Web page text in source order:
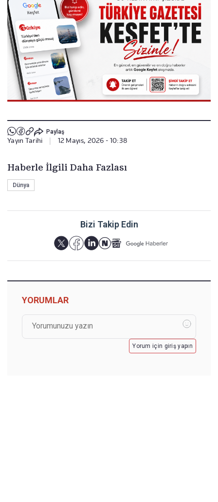
Paylaş
Yayın Tarihi 12 Mayıs, 2026 - 10:38
Haberle İlgili Daha Fazlası
Dünya
Bizi Takip Edin
YORUMLAR
Yorum için giriş yapın